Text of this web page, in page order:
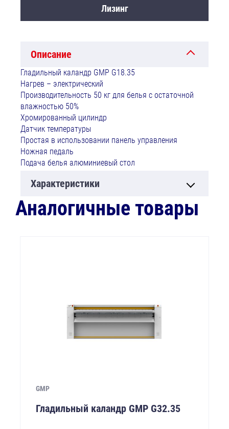
Лизинг
Описание
Гладильный каландр GMP G18.35
Нагрев – электрический
Производительность 50 кг для белья с остаточной
влажностью 50%
Хромированный цилиндр
Датчик температуры
Простая в использовании панель управления
Ножная педаль
Подача белья алюминиевый стол
Характеристики
Аналогичные товары
GMP
Гладильный каландр GMP G32.35